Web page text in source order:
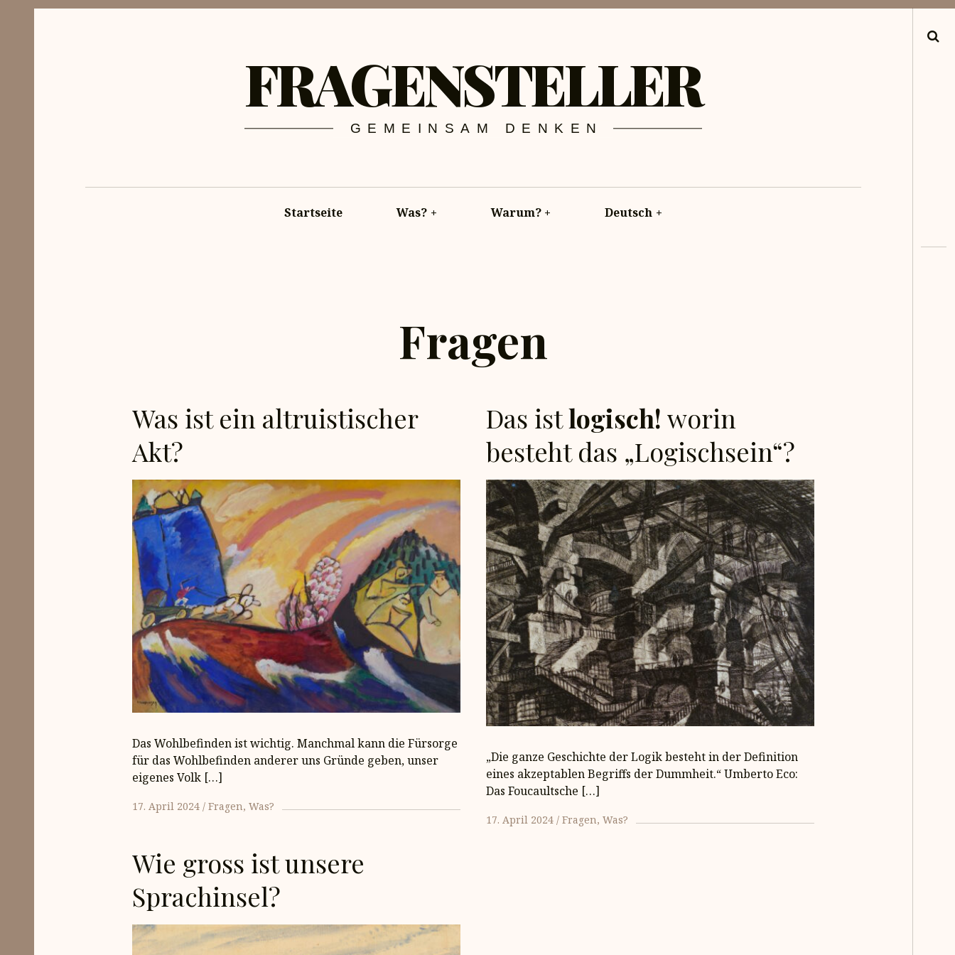
FRAGENSTELLER
GEMEINSAM DENKEN
Startseite Was? + Warum? + Deutsch +
Fragen
Was ist ein altruistischer
Akt?
F
Das Wohlbefinden ist wichtig. Manchmal kann die Fürsorge
für das Wohlbefinden anderer uns Gründe geben, unser
eigenes Volk […]
17. April 2024 Fragen Was?
Das istlogisch! worin
besteht das „Logischsein“?
F
„Die ganze Geschichte der Logik besteht in der Definition
eines akzeptablen Begriffs der Dummheit.“ Umberto Eco:
Das Foucaultsche […]
17. April 2024 Fragen Was?
Wie gross ist unsere
Sprachinsel?